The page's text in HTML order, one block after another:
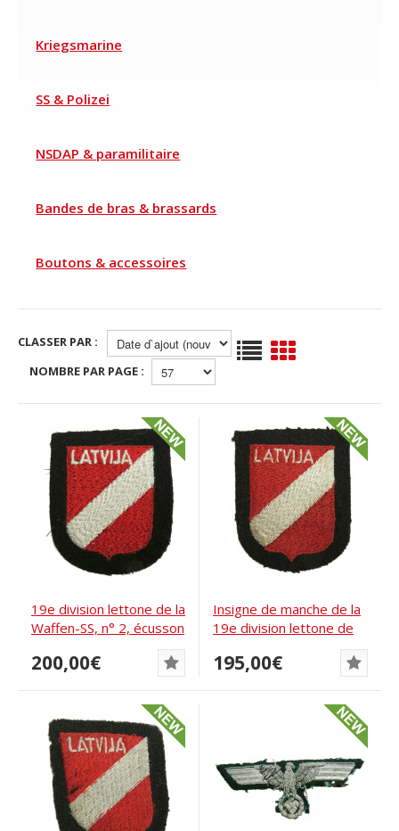
Kriegsmarine
SS & Polizei
NSDAP & paramilitaire
Bandes de bras & brassards
Boutons & accessoires
CLASSER PAR :
NOMBRE PAR PAGE :
19e division lettone de la
Waffen-SS, n° 2, écusson
200,00€
Insigne de manche de la
19e division lettone de
195,00€